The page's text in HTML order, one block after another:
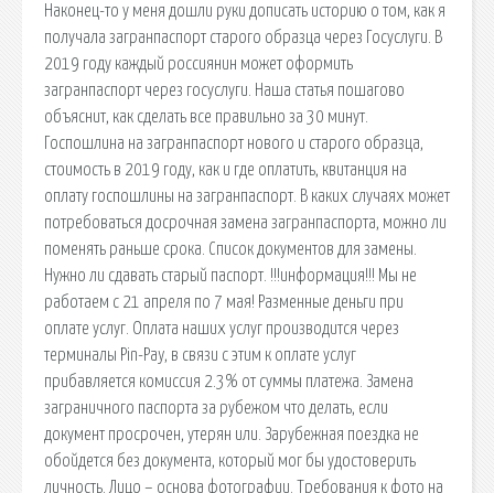
Наконец-то у меня дошли руки дописать историю о том, как я
получала загранпаспорт старого образца через Госуслуги. В
2019 году каждый россиянин может оформить
загранпаспорт через госуслуги. Наша статья пошагово
объяснит, как сделать все правильно за 30 минут.
Госпошлина на загранпаспорт нового и старого образца,
стоимость в 2019 году, как и где оплатить, квитанция на
оплату госпошлины на загранпаспорт. В каких случаях может
потребоваться досрочная замена загранпаспорта, можно ли
поменять раньше срока. Список документов для замены.
Нужно ли сдавать старый паспорт. !!!информация!!! Мы не
работаем с 21 апреля по 7 мая! Разменные деньги при
оплате услуг. Оплата наших услуг производится через
терминалы Pin-Pay, в связи с этим к оплате услуг
прибавляется комиссия 2.3% от суммы платежа. Замена
заграничного паспорта за рубежом что делать, если
документ просрочен, утерян или. Зарубежная поездка не
обойдется без документа, который мог бы удостоверить
личность. Лицо – основа фотографии. Требования к фото на